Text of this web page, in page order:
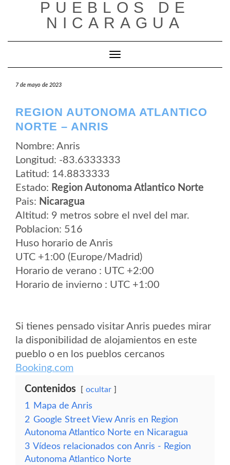
PUEBLOS DE
NICARAGUA
Cambiar modo de navegación
7 de mayo de 2023
REGION AUTONOMA ATLANTICO
NORTE – ANRIS
Nombre: Anris
Longitud: -83.6333333
Latitud: 14.8833333
Estado: Region Autonoma Atlantico Norte
Pais: Nicaragua
Altitud: 9 metros sobre el nvel del mar.
Poblacion: 516
Huso horario de Anris
UTC +1:00 (Europe/Madrid)
Horario de verano : UTC +2:00
Horario de invierno : UTC +1:00
Si tienes pensado visitar Anris puedes mirar
la disponibilidad de alojamientos en este
pueblo o en los pueblos cercanos
Booking.com
Contenidos ocultar
1
Mapa de Anris
2 Google Street View Anris en Region
Autonoma Atlantico Norte en Nicaragua
3 Vídeos relacionados con Anris - Region
Autonoma Atlantico Norte